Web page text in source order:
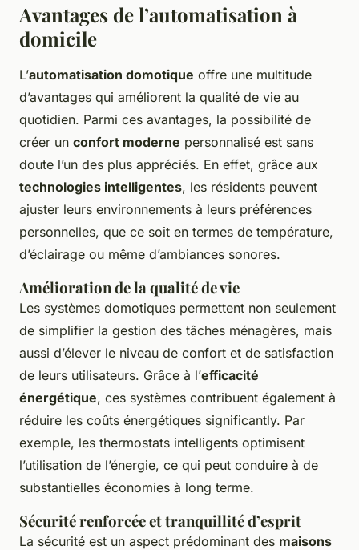
Avantages de l’automatisation à
domicile
L’automatisation domotique offre une multitude
d’avantages qui améliorent la qualité de vie au
quotidien. Parmi ces avantages, la possibilité de
créer un confort moderne personnalisé est sans
doute l’un des plus appréciés. En effet, grâce aux
technologies intelligentes, les résidents peuvent
ajuster leurs environnements à leurs préférences
personnelles, que ce soit en termes de température,
d’éclairage ou même d’ambiances sonores.
Amélioration de la qualité de vie
Les systèmes domotiques permettent non seulement
de simplifier la gestion des tâches ménagères, mais
aussi d’élever le niveau de confort et de satisfaction
de leurs utilisateurs. Grâce à l’efficacité
énergétique, ces systèmes contribuent également à
réduire les coûts énergétiques significantly. Par
exemple, les thermostats intelligents optimisent
l’utilisation de l’énergie, ce qui peut conduire à de
substantielles économies à long terme.
Sécurité renforcée et tranquillité d’esprit
La sécurité est un aspect prédominant des maisons